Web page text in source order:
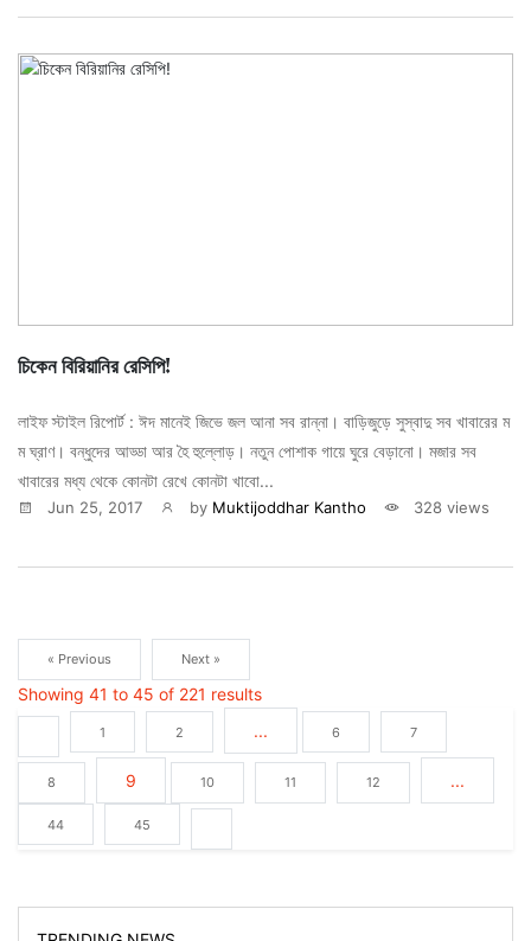
চিকেন বিরিয়ানির রেসিপি!
লাইফ স্টাইল রিপোর্ট : ঈদ মানেই জিভে জল আনা সব রান্না। বাড়িজুড়ে সুস্বাদু সব খাবারের ম
ম ঘ্রাণ। বন্ধুদের আড্ডা আর হৈ হুল্লোড়। নতুন পোশাক গায়ে ঘুরে বেড়ানো। মজার সব
খাবারের মধ্য থেকে কোনটা রেখে কোনটা খাবো...
Jun 25, 2017 by Muktijoddhar Kantho 328 views
« Previous Next »
Showing 41 to 45 of 221 results
1 2 ... 6 7
8 9 10 11 12 ...
44 45